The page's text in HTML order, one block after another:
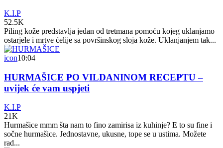
K.I.P
52.5K
Piling kože predstavlja jedan od tretmana pomoću kojeg uklanjamo
ostarjele i mrtve ćelije sa površinskog sloja kože. Uklanjanjem tak...
icon10:04
HURMAŠICE PO VILDANINOM RECEPTU –
uvijek će vam uspjeti
K.I.P
21K
Hurmašice mmm šta nam to fino zamirisa iz kuhinje? E to su fine i
sočne hurmašice. Jednostavne, ukusne, tope se u ustima. Možete
rad...